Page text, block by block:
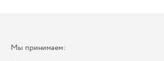
Мы принимаем: